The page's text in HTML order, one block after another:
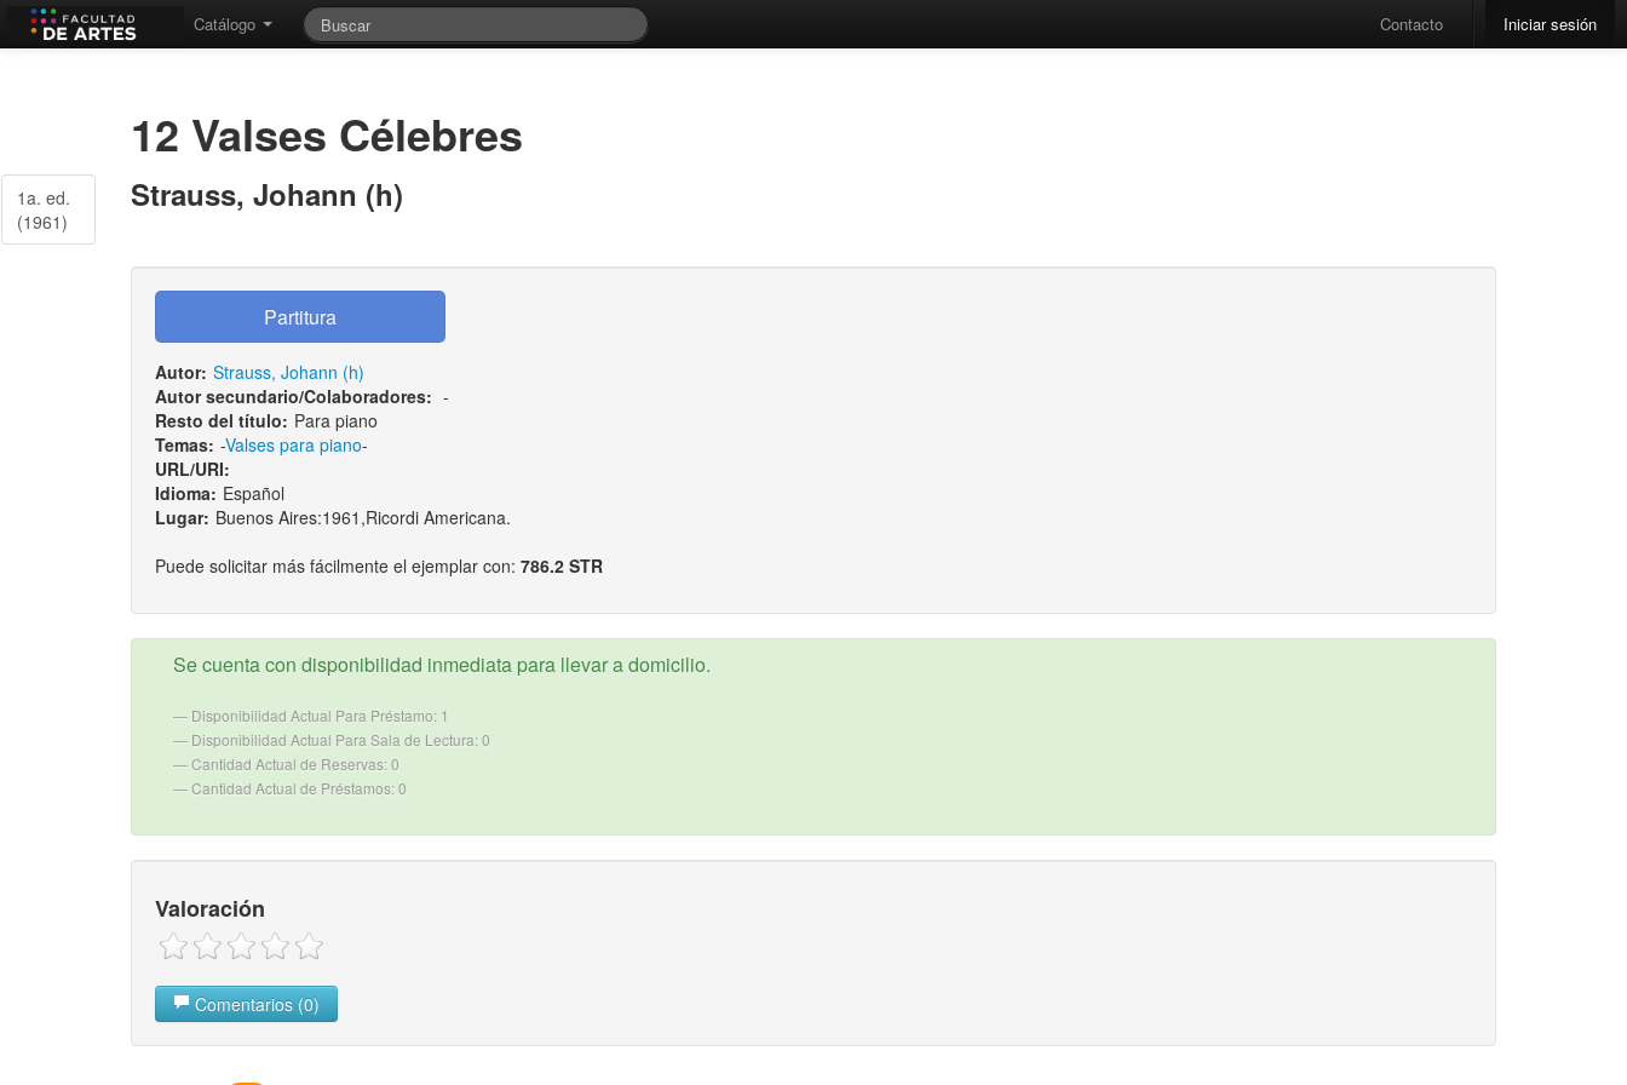
Catálogo Contacto Iniciar sesión
1a. ed.
(1961)
12 Valses Célebres
Strauss, Johann (h)
Autor: Strauss, Johann (h)
Autor secundario/Colaboradores: -
Resto del título: Para piano
Temas: -Valses para piano-
URL/URI:
Idioma: Español
Lugar: Buenos Aires:1961,Ricordi Americana.
Puede solicitar más fácilmente el ejemplar con: 786.2 STR
Se cuenta con disponibilidad inmediata para llevar a domicilio.
Disponibilidad Actual Para Préstamo: 1
Disponibilidad Actual Para Sala de Lectura: 0
Cantidad Actual de Reservas: 0
Cantidad Actual de Préstamos: 0
Valoración
Comentarios (0)